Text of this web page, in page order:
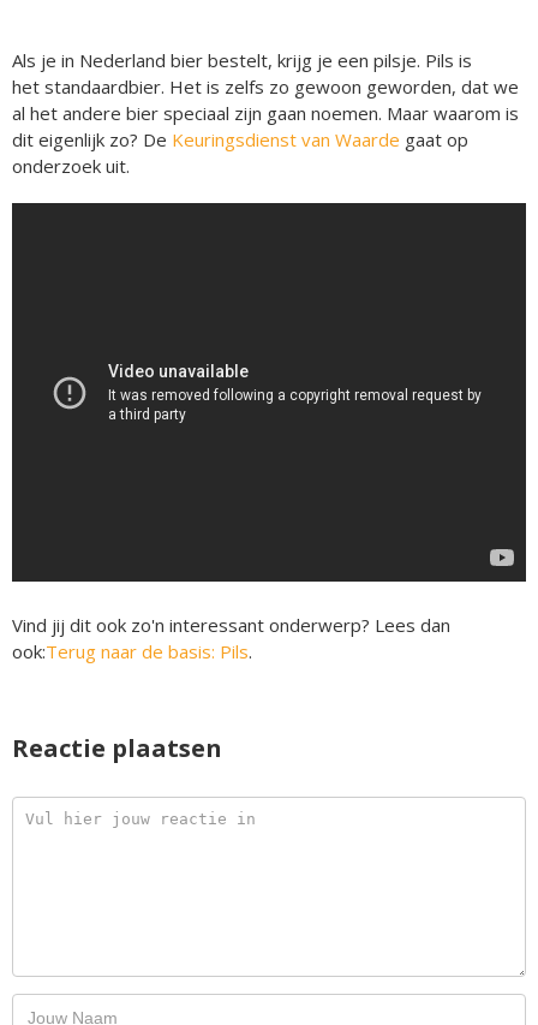
Als je in Nederland bier bestelt, krijg je een pilsje. Pils is
het standaardbier. Het is zelfs zo gewoon geworden, dat we
al het andere bier speciaal zijn gaan noemen. Maar waarom is
dit eigenlijk zo? De Keuringsdienst van Waarde gaat op
onderzoek uit.
Vind jij dit ook zo'n interessant onderwerp? Lees dan
ook:Terug naar de basis: Pils.
Reactie plaatsen